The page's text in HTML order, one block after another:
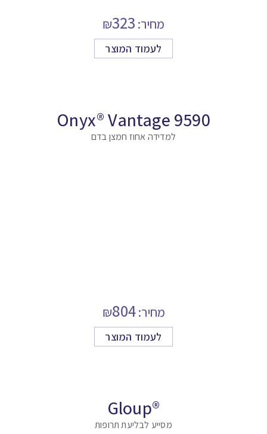
מחיר: ₪323
לעמוד המוצר
Onyx® Vantage 9590
למדידה אחוז חמצן בדם
מחיר: ₪804
לעמוד המוצר
מסייע לבליעת תרופות